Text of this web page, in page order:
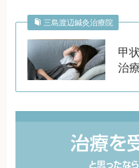
三島渡辺鍼灸治療院
甲
治